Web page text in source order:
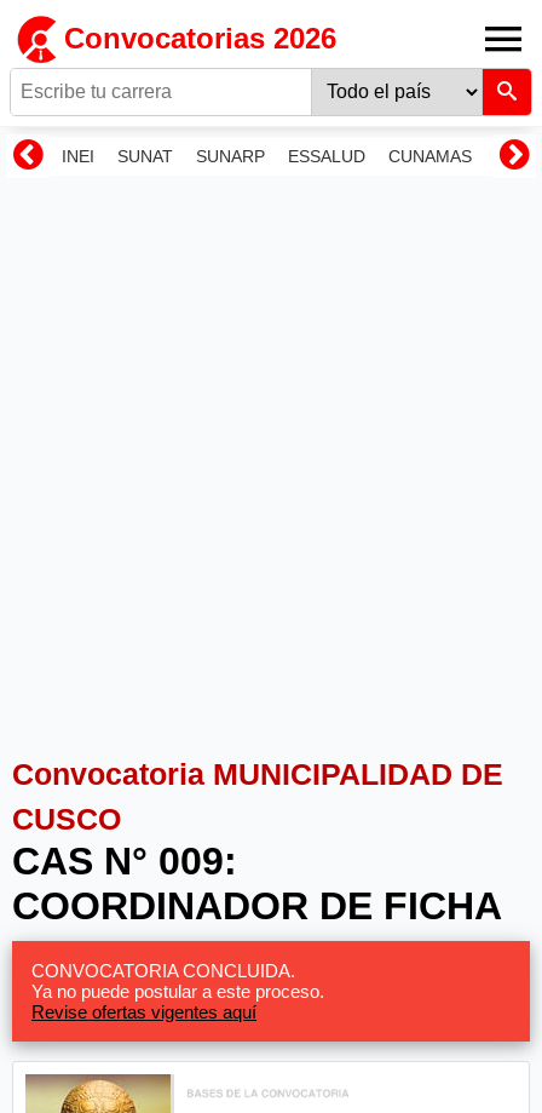
Convocatorias 2026
INEI SUNAT SUNARP ESSALUD CUNAMAS
Convocatoria MUNICIPALIDAD DE
CUSCO
CAS N° 009:
COORDINADOR DE FICHA
CONVOCATORIA CONCLUIDA.
Ya no puede postular a este proceso.
Revise ofertas vigentes aquí